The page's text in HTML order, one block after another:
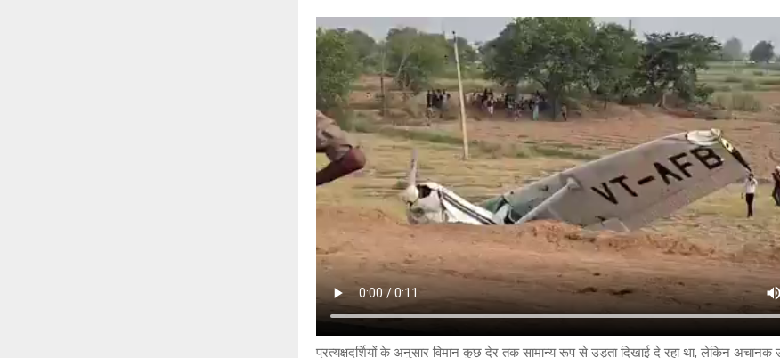
प्रत्यक्षदर्शियों के अनुसार विमान कुछ देर तक सामान्य रूप से उड़ता दिखाई दे रहा था, लेकिन